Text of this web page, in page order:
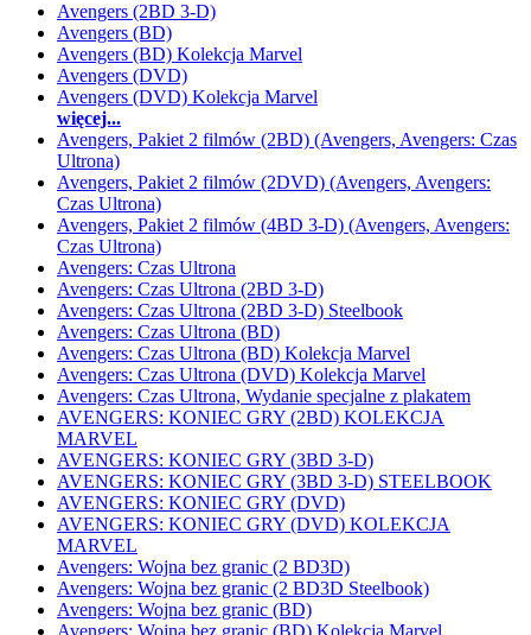
Avengers (2BD 3-D)
Avengers (BD)
Avengers (BD) Kolekcja Marvel
Avengers (DVD)
Avengers (DVD) Kolekcja Marvel
więcej...
Avengers, Pakiet 2 filmów (2BD) (Avengers, Avengers: Czas
Ultrona)
Avengers, Pakiet 2 filmów (2DVD) (Avengers, Avengers:
Czas Ultrona)
Avengers, Pakiet 2 filmów (4BD 3-D) (Avengers, Avengers:
Czas Ultrona)
Avengers: Czas Ultrona
Avengers: Czas Ultrona (2BD 3-D)
Avengers: Czas Ultrona (2BD 3-D) Steelbook
Avengers: Czas Ultrona (BD)
Avengers: Czas Ultrona (BD) Kolekcja Marvel
Avengers: Czas Ultrona (DVD) Kolekcja Marvel
Avengers: Czas Ultrona, Wydanie specjalne z plakatem
AVENGERS: KONIEC GRY (2BD) KOLEKCJA
MARVEL
AVENGERS: KONIEC GRY (3BD 3-D)
AVENGERS: KONIEC GRY (3BD 3-D) STEELBOOK
AVENGERS: KONIEC GRY (DVD)
AVENGERS: KONIEC GRY (DVD) KOLEKCJA
MARVEL
Avengers: Wojna bez granic (2 BD3D)
Avengers: Wojna bez granic (2 BD3D Steelbook)
Avengers: Wojna bez granic (BD)
Avengers: Wojna bez granic (BD) Kolekcja Marvel